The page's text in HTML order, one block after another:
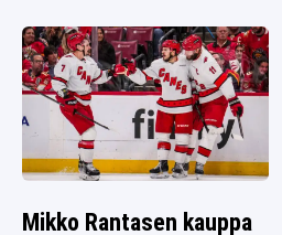
Mikko Rantasen kauppa